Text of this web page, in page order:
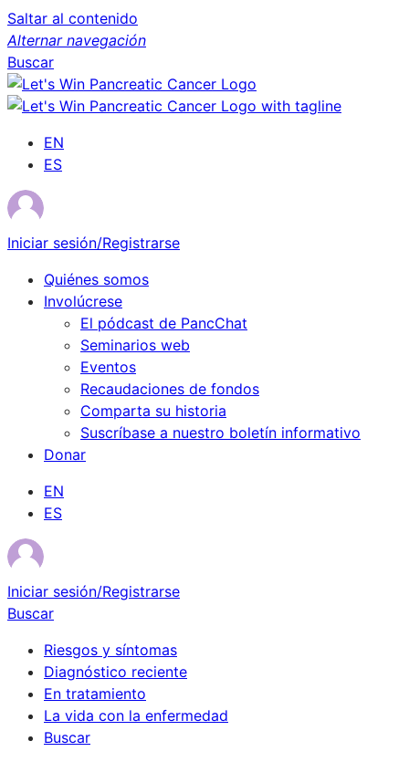
Saltar al contenido
Alternar navegación
Buscar
EN
ES
Iniciar sesión/Registrarse
Quiénes somos
Involúcrese
El pódcast de PancChat
Seminarios web
Eventos
Recaudaciones de fondos
Comparta su historia
Suscríbase a nuestro boletín informativo
Donar
EN
ES
Iniciar sesión/Registrarse
Buscar
Riesgos y síntomas
Diagnóstico reciente
En tratamiento
La vida con la enfermedad
Buscar